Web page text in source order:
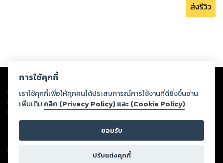
ส่งรีวิว
Copyright © 2026
ต่อผลงานหรือเนื้อหาใดที่อัปโหลดผ่านเว็บไซต์และปรากฏว่าละเมิดสิทธิใน
ทรัพย์สินทางปัญญาของบุคคลอื่นหรือขัดต่อกฎหมายและศีลธรรม ดังนั้น ผู้อ่าน
ทุกท่านโปรดใช้วิจารณญาณในการกลั่นกรองด้วยตนเอง และหากท่านพบว่าส่วน
หนึ่งส่วนใดขัดต่อกฎหมายและศีลธรรม กรุณาแจ้งมายังบริษัท เพื่อทีมงานจะได้
ดำเนินการในทันที ทั้งนี้ ทางสตอรี่ล็อกขอสงวนลิขสิทธิ์ตามพระราชบัญญัติ
ลิขสิทธิ์ พ.ศ. 2537 (ฉบับล่าสุด)
For support: member@ookbee.com
Version
การใช้คุกกี้
เราใช้คุกกี้เพื่อให้ทุกคนได้ประสบการณ์การใช้งานที่ดียิ่งขึ้นอ่าน
เพิ่มเติม คลิก (Privacy Policy) และ (Cookie Policy)
ยอมรับ
ปรับแต่งคุกกี้